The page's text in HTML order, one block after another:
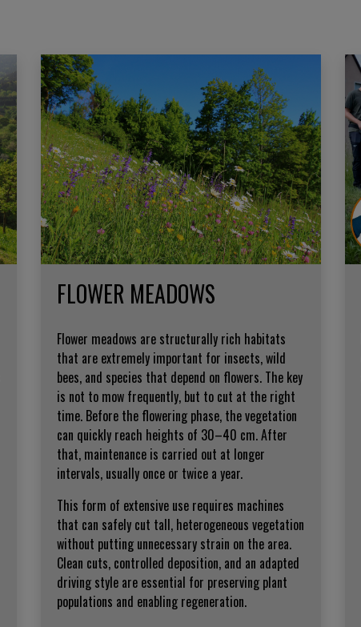
FLOWER MEADOWS
Flower meadows are structurally rich habitats
that are extremely important for insects, wild
bees, and species that depend on flowers. The key
is not to mow frequently, but to cut at the right
time. Before the flowering phase, the vegetation
can quickly reach heights of 30–40 cm. After
that, maintenance is carried out at longer
intervals, usually once or twice a year.
This form of extensive use requires machines
that can safely cut tall, heterogeneous vegetation
without putting unnecessary strain on the area.
Clean cuts, controlled deposition, and an adapted
driving style are essential for preserving plant
populations and enabling regeneration.